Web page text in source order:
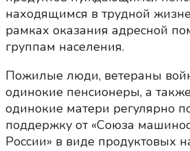
находящимся в трудной
рамках оказания адресной
группам населения.
Пожилые люди, ветераны
одинокие пенсионеры, а
одинокие матери регулярно
поддержку от «Союза
России» в виде продуктовых